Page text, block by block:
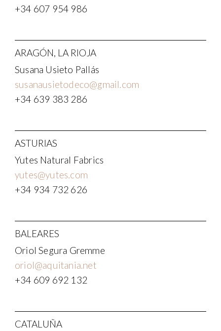
+34 607 954 986
ARAGÓN, LA RIOJA
Susana Usieto Pallás
susanausietodeco@gmail.com
+34 639 383 286
ASTURIAS
Yutes Natural Fabrics
yutes@yutes.com
+34 934 732 626
BALEARES
Oriol Segura Gremme
oriol@aquitania.net
+34 609 692 132
CATALUÑA